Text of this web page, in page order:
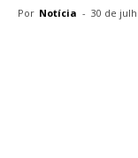
Por Notícia - 30 de